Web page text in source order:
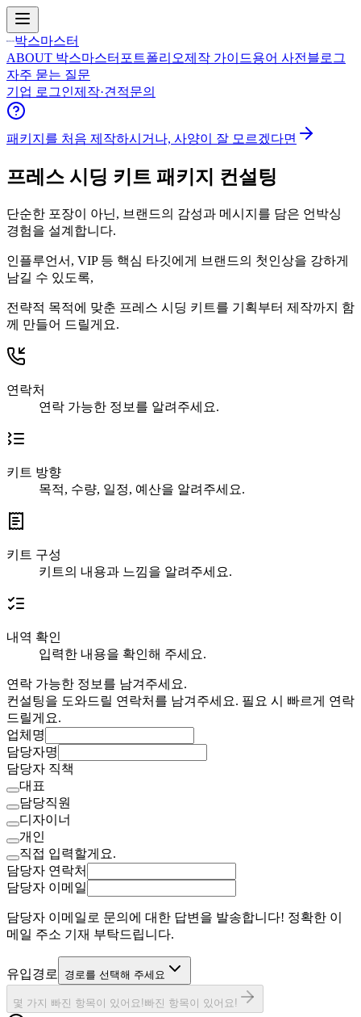
박스마스터
ABOUT 박스마스터 포트폴리오제작 가이드용어 사전 블로그
자주 묻는 질문
기업 로그인제작·견적문의
패키지를 처음 제작하시거나, 사양이 잘 모르겠다면
프레스 시딩 키트 패키지 컨설팅
단순한 포장이 아닌, 브랜드의 감성과 메시지를 담은 언박싱
경험을 설계합니다.
인플루언서, VIP 등 핵심 타깃에게 브랜드의 첫인상을 강하게
남길 수 있도록,
전략적 목적에 맞춘 프레스 시딩 키트를 기획부터 제작까지 함
께 만들어 드릴게요.
연락처
연락 가능한 정보를 알려주세요.
키트 방향
목적, 수량, 일정, 예산을 알려주세요.
키트 구성
키트의 내용과 느낌을 알려주세요.
내역 확인
입력한 내용을 확인해 주세요.
연락 가능한 정보를 남겨주세요.
컨설팅을 도와드릴 연락처를 남겨주세요. 필요 시 빠르게 연락
드릴게요.
업체명
담당자명
담당자 직책
대표
담당직원
디자이너
개인
직접 입력할게요.
담당자 연락처
담당자 이메일
담당자 이메일로 문의에 대한 답변을 발송합니다! 정확한 이
메일 주소 기재 부탁드립니다.
유입경로 경로를 선택해 주세요
몇 가지 빠진 항목이 있어요!빠진 항목이 있어요!